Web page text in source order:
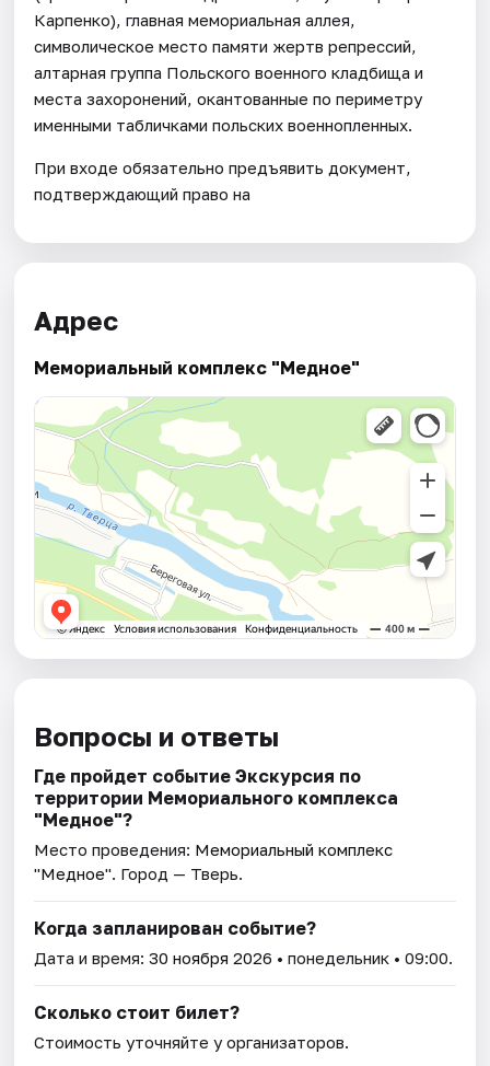
Карпенко), главная мемориальная аллея,
символическое место памяти жертв репрессий,
алтарная группа Польского военного кладбища и
места захоронений, окантованные по периметру
именными табличками польских военнопленных.
При входе обязательно предъявить документ,
подтверждающий право на
Адрес
Мемориальный комплекс "Медное"
Вопросы и ответы
Где пройдет событие Экскурсия по
территории Мемориального комплекса
"Медное"?
Место проведения: Мемориальный комплекс
"Медное". Город — Тверь.
Когда запланирован событие?
Дата и время:30 ноября 2026 • понедельник • 09:00.
Сколько стоит билет?
Стоимость уточняйте у организаторов.